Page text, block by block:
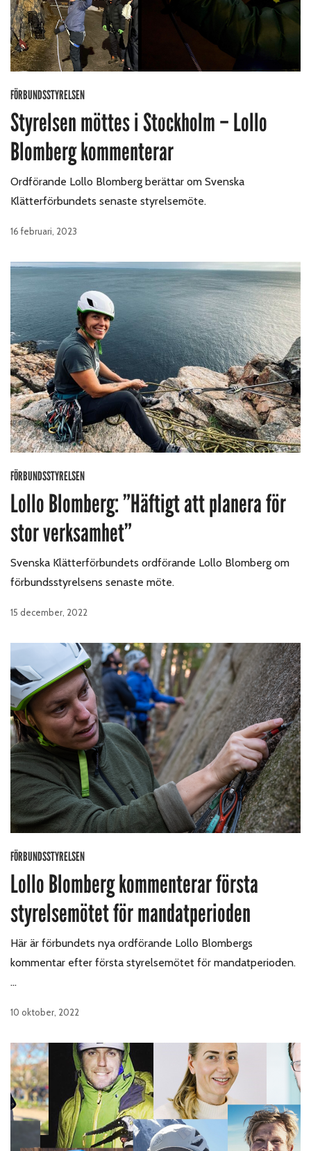
FÖRBUNDSSTYRELSEN
Styrelsen möttes i Stockholm – Lollo
Blomberg kommenterar
Ordförande Lollo Blomberg berättar om Svenska
Klätterförbundets senaste styrelsemöte.
16 februari, 2023
FÖRBUNDSSTYRELSEN
Lollo Blomberg: ”Häftigt att planera för
stor verksamhet”
Svenska Klätterförbundets ordförande Lollo Blomberg om
förbundsstyrelsens senaste möte.
15 december, 2022
FÖRBUNDSSTYRELSEN
Lollo Blomberg kommenterar första
styrelsemötet för mandatperioden
Här är förbundets nya ordförande Lollo Blombergs
kommentar efter första styrelsemötet för mandatperioden.
…
10 oktober, 2022